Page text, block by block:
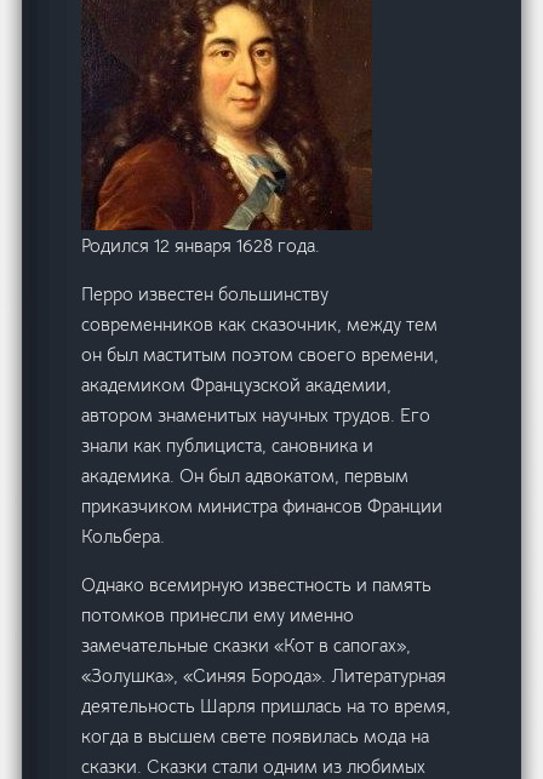
Родился 12 января 1628 года.
Перро известен большинству
современников как сказочник, между тем
он был маститым поэтом своего времени,
академиком Французской академии,
автором знаменитых научных трудов. Его
знали как публициста, сановника и
академика. Он был адвокатом, первым
приказчиком министра финансов Франции
Кольбера.
Однако всемирную известность и память
потомков принесли ему именно
замечательные сказки «Кот в сапогах»,
«Золушка», «Синяя Борода». Литературная
деятельность Шарля пришлась на то время,
когда в высшем свете появилась мода на
сказки. Сказки стали одним из любимых